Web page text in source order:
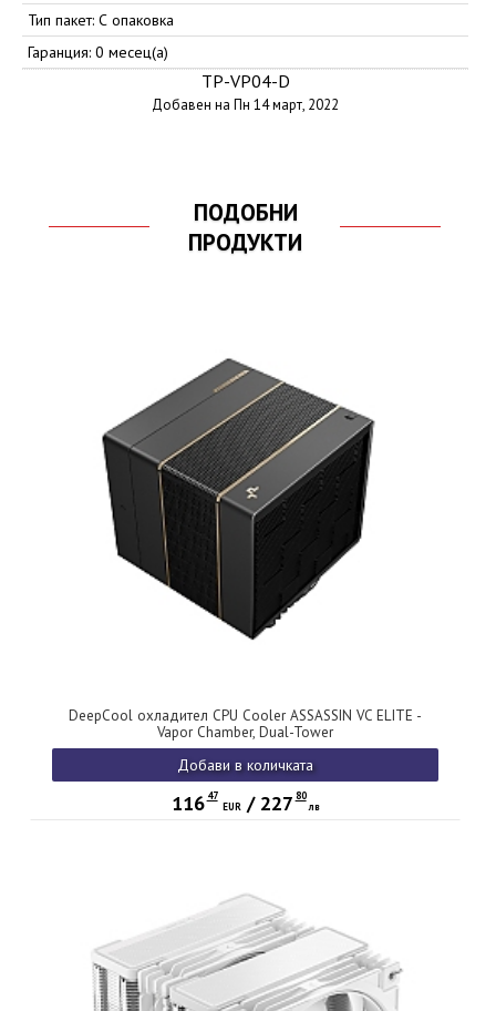
Тип пакет: С опаковка
Гаранция: 0 месец(а)
TP-VP04-D
Добавен на Пн 14 март, 2022
ПОДОБНИ
ПРОДУКТИ
DeepCool охладител CPU Cooler ASSASSIN VC ELITE -
Vapor Chamber, Dual-Tower
Добави в количката
116 47
EUR/ 227 80
лв